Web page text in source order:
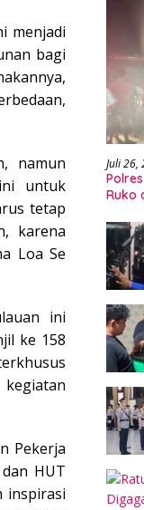
menjadi
bagi
namun
untuk
tetap
karena
Loa Se
ini
ke 158
Pekerja
HUT
inspirasi
Juli 26,
Ruko